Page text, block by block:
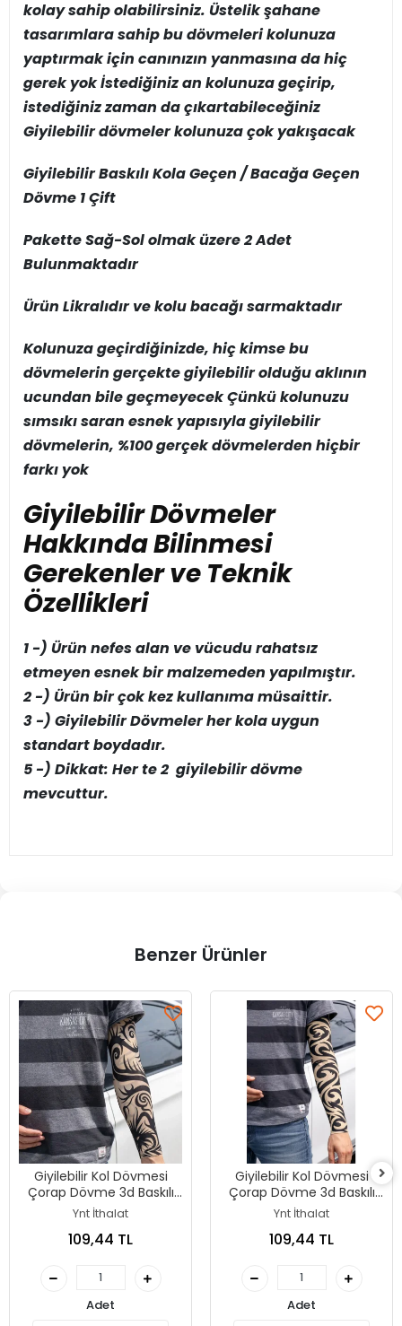
kolay sahip olabilirsiniz. Üstelik şahane
tasarımlara sahip bu dövmeleri kolunuza
yaptırmak için canınızın yanmasına da hiç
gerek yok İstediğiniz an kolunuza geçirip,
istediğiniz zaman da çıkartabileceğiniz
Giyilebilir dövmeler kolunuza çok yakışacak
Giyilebilir Baskılı Kola Geçen / Bacağa Geçen
Dövme 1 Çift
Pakette Sağ-Sol olmak üzere 2 Adet
Bulunmaktadır
Ürün Likralıdır ve kolu bacağı sarmaktadır
Kolunuza geçirdiğinizde, hiç kimse bu
dövmelerin gerçekte giyilebilir olduğu aklının
ucundan bile geçmeyecek Çünkü kolunuzu
sımsıkı saran esnek yapısıyla giyilebilir
dövmelerin, %100 gerçek dövmelerden hiçbir
farkı yok
Giyilebilir Dövmeler
Hakkında Bilinmesi
Gerekenler ve Teknik
Özellikleri
1 -) Ürün nefes alan ve vücudu rahatsız
etmeyen esnek bir malzemeden yapılmıştır.
2 -) Ürün bir çok kez kullanıma müsaittir.
3 -) Giyilebilir Dövmeler her kola uygun
standart boydadır.
5 -) Dikkat: Her te 2 giyilebilir dövme
mevcuttur.
Benzer Ürünler
Giyilebilir Kol Dövmesi
Çorap Dövme 3d Baskılı
Kol Bacak Dövme 2 Adet
Ynt İthalat
109,44 TL
Adet
Giyilebilir Kol Dövmesi
Çorap Dövme 3d Baskılı
Kol Bacak Dövme 2 Adet
Ynt İthalat
109,44 TL
Adet